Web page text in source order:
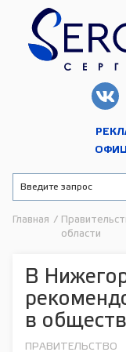
Главная /
области
В
в
ПРАВИТЕЛЬСТВО